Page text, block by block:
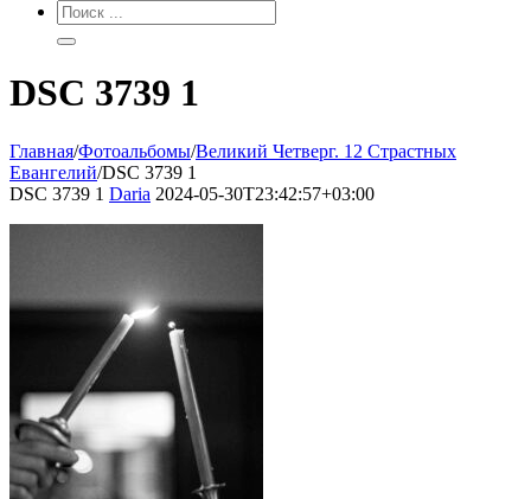
DSC 3739 1
Главная/Фотоальбомы/Великий Четверг. 12 Страстных
Евангелий/DSC 3739 1
DSC 3739 1 Daria 2024-05-30T23:42:57+03:00